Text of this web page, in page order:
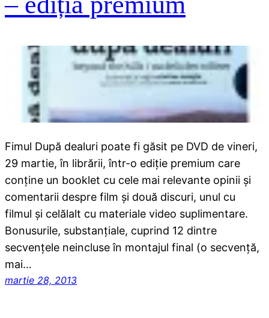
Fimul După dealuri poate fi găsit pe DVD de vineri,
29 martie, în librării, într-o ediție premium care
conține un booklet cu cele mai relevante opinii și
comentarii despre film și două discuri, unul cu
filmul și celălalt cu materiale video suplimentare.
Bonusurile, substanțiale, cuprind 12 dintre
secvențele neincluse în montajul final (o secvență,
mai…
martie 28, 2013